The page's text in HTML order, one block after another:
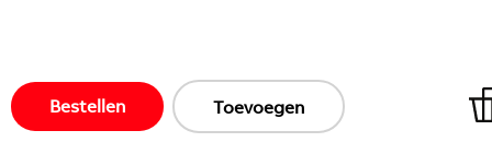
Bestellen Toevoegen